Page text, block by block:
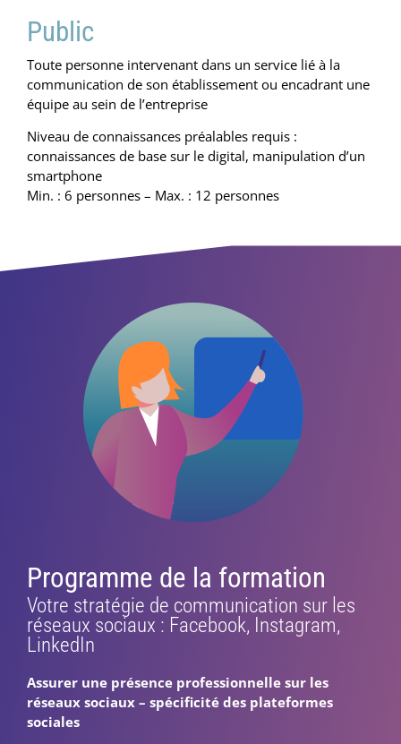
Public
Toute personne intervenant dans un service lié à la
communication de son établissement ou encadrant une
équipe au sein de l’entreprise
Niveau de connaissances préalables requis :
connaissances de base sur le digital, manipulation d’un
smartphone
Min. : 6 personnes – Max. : 12 personnes
Programme de la formation
Votre stratégie de communication sur les
réseaux sociaux : Facebook, Instagram,
LinkedIn
Assurer une présence professionnelle sur les
réseaux sociaux – spécificité des plateformes
sociales